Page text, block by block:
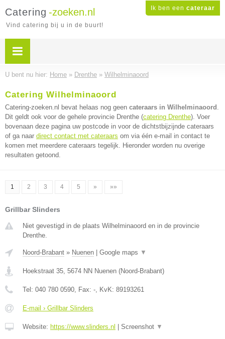
Ik ben een cateraar
Catering -zoeken.nl
Vind catering bij u in de buurt!
U bent nu hier: Home » Drenthe » Wilhelminaoord
Catering Wilhelminaoord
Catering-zoeken.nl bevat helaas nog geen cateraars in Wilhelminaoord .
Dit geldt ook voor de gehele provincie Drenthe (catering Drenthe). Voer
bovenaan deze pagina uw postcode in voor de dichtstbijzijnde cateraars
of ga naar direct contact met cateraars om via één e-mail in contact te
komen met meerdere cateraars tegelijk. Hieronder worden nu overige
resultaten getoond.
1 2 3 4 5 » »»
Grillbar Slinders
Niet gevestigd in de plaats Wilhelminaoord en in de provincie
Drenthe.
Noord-Brabant » Nuenen Google maps ▼
Hoekstraat 35, 5674 NN Nuenen (Noord-Brabant)
Tel: 040 780 0590, Fax: -, KvK: 89193261
E-mail › Grillbar Slinders
Website: https://www.slinders.nl Screenshot ▼